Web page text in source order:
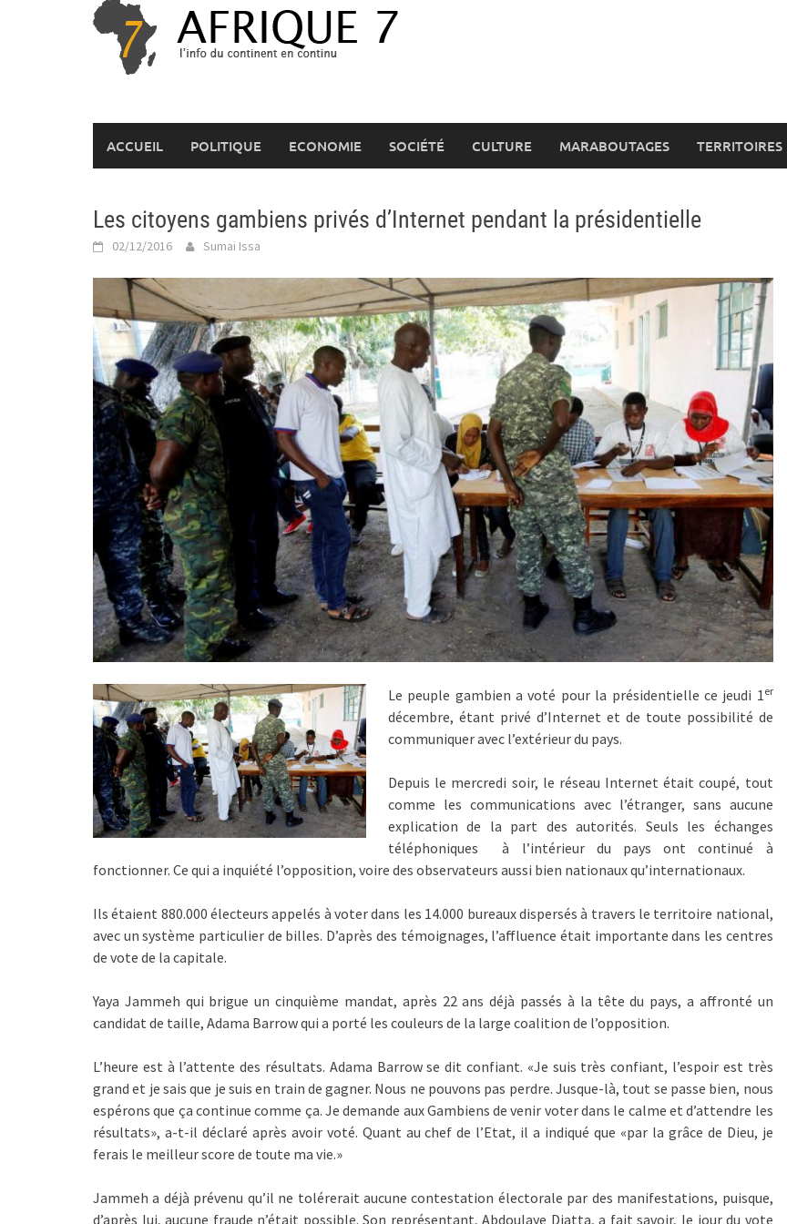
ACCUEIL POLITIQUE ECONOMIE SOCIÉTÉ CULTURE MARABOUTAGES TERRITOIRES
Les citoyens gambiens privés d’Internet pendant la présidentielle
02/12/2016 Sumai Issa
Le peuple gambien a voté pour la présidentielle ce jeudi 1 er
décembre, étant privé d’Internet et de toute possibilité de
communiquer avec l’extérieur du pays.
Depuis le mercredi soir, le réseau Internet était coupé, tout
comme les communications avec l’étranger, sans aucune
explication de la part des autorités. Seuls les échanges
téléphoniques à l’intérieur du pays ont continué à
fonctionner. Ce qui a inquiété l’opposition, voire des observateurs aussi bien nationaux qu’internationaux.
Ils étaient 880.000 électeurs appelés à voter dans les 14.000 bureaux dispersés à travers le territoire national,
avec un système particulier de billes. D’après des témoignages, l’affluence était importante dans les centres
de vote de la capitale.
Yaya Jammeh qui brigue un cinquième mandat, après 22 ans déjà passés à la tête du pays, a affronté un
candidat de taille, Adama Barrow qui a porté les couleurs de la large coalition de l’opposition.
L’heure est à l’attente des résultats. Adama Barrow se dit confiant. «Je suis très confiant, l’espoir est très
grand et je sais que je suis en train de gagner. Nous ne pouvons pas perdre. Jusque-là, tout se passe bien, nous
espérons que ça continue comme ça. Je demande aux Gambiens de venir voter dans le calme et d’attendre les
résultats», a-t-il déclaré après avoir voté. Quant au chef de l’Etat, il a indiqué que «par la grâce de Dieu, je
ferais le meilleur score de toute ma vie.»
Jammeh a déjà prévenu qu’il ne tolérerait aucune contestation électorale par des manifestations, puisque,
d’après lui, aucune fraude n’était possible. Son représentant, Abdoulaye Diatta, a fait savoir, le jour du vote